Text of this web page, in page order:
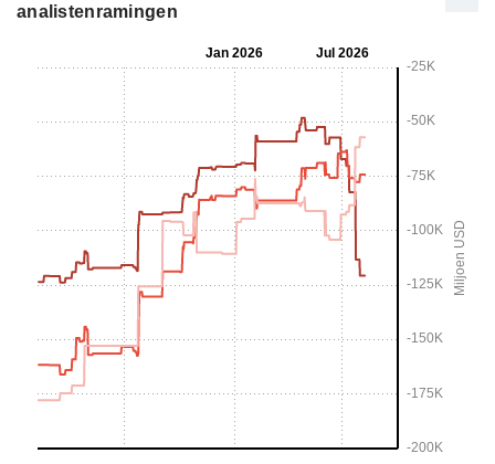
analistenramingen